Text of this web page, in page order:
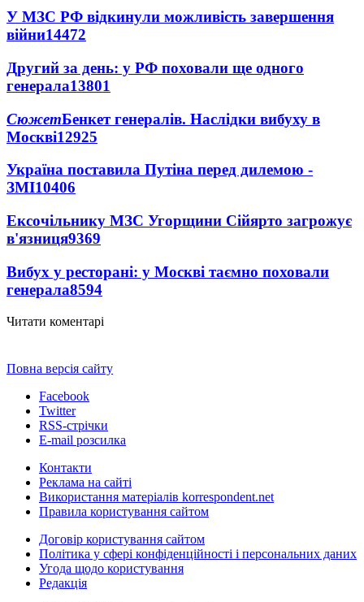
У МЗС РФ відкинули можливість завершення
війни14472
Другий за день: у РФ поховали ще одного
генерала13801
СюжетБенкет генералів. Наслідки вибуху в
Москві12925
Україна поставила Путіна перед дилемою -
ЗМІ10406
Ексочільнику МЗС Угорщини Сійярто загрожує
в'язниця9369
Вибух у ресторані: у Москві таємно поховали
генерала8594
Читати коментарі
Повна версія сайту
Facebook
Twitter
RSS-стрічки
E-mail розсилка
Контакти
Реклама на сайті
Використання матеріалів korrespondent.net
Правила користування сайтом
Договір користування сайтом
Політика у сфері конфіденційності і персональних даних
Угода щодо користування
Редакція